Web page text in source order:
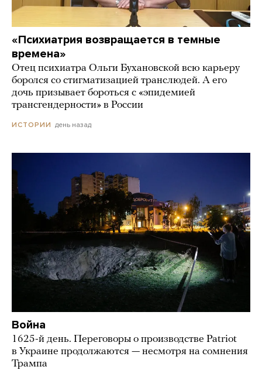
«Психиатрия возвращается в темные
времена»
Отец психиатра Ольги Бухановской всю карьеру
боролся со стигматизацией транслюдей. А его
дочь призывает бороться с «эпидемией
трансгендерности» в России
ИСТОРИИ день назад
Война
1625-й день. Переговоры о производстве Patriot
в Украине продолжаются — несмотря на сомнения
Трампа